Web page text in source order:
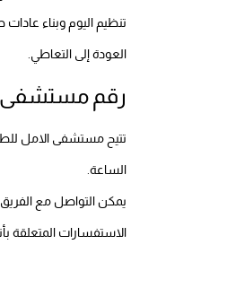
تنظيم اليوم وبناء
العودة إلى التعاطي.
رقم مستشفى
تتيح مستشفى الامل
الساعة.
يمكن التواصل مع الفريق
الاستفسارات المتعلقة